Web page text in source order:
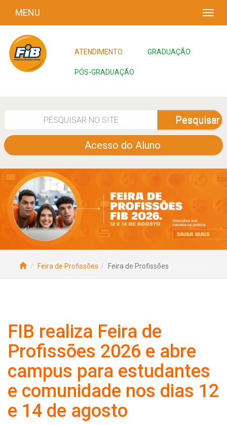
MENU
ATENDIMENTO GRADUAÇÃO
PÓS-GRADUAÇÃO
Pesquisar
Acesso do Aluno
Feira de Profissões Feira de Profissões
FIB realiza Feira de
Profissões 2026 e abre
campus para estudantes
e comunidade nos dias 12
e 14 de agosto